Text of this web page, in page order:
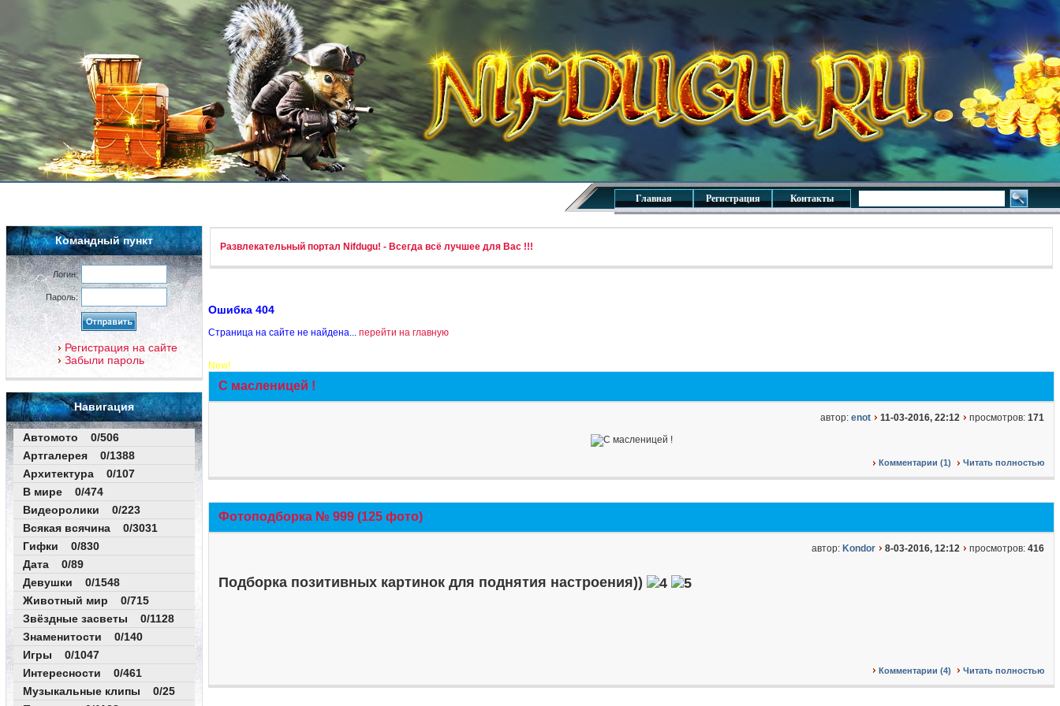
Главная Регистрация Контакты
Командный пункт
Логин:
Пароль:
Регистрация на сайте
Забыли пароль
Навигация
Автомото 0/506
Артгалерея 0/1388
Архитектура 0/107
В мире 0/474
Видеоролики 0/223
Всякая всячина 0/3031
Гифки 0/830
Дата 0/89
Девушки 0/1548
Животный мир 0/715
Звёздные засветы 0/1128
Знаменитости 0/140
Игры 0/1047
Интересности 0/461
Музыкальные клипы 0/25
Развлекательный портал Nifdugu! - Всегда всё лучшее для Вас !!!
Ошибка 404
Страница на сайте не найдена... перейти на главную
New!
С масленицей !
автор: enot 11-03-2016, 22:12 просмотров: 171
Комментарии (1) Читать полностью
Фотоподборка № 999 (125 фото)
автор: Kondor 8-03-2016, 12:12 просмотров: 416
Подборка позитивных картинок для поднятия настроения))
Комментарии (4) Читать полностью